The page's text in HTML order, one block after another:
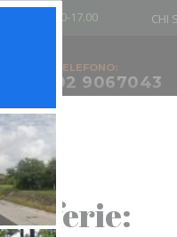
CHI
12.00/13.30-17.00
TELEFONO:
02 9067043
SEDIE E SGABELLI
ferie: